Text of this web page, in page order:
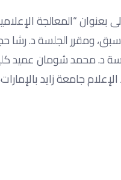
بعنوان “المعالجة
ومقرر الجلسة د. رشا
د. محمد شومان عميد
جامعة زايد